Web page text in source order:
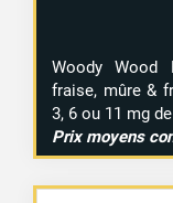
Woody
fraise, mûre &
3, 6 ou 11 mg
Prix moyens